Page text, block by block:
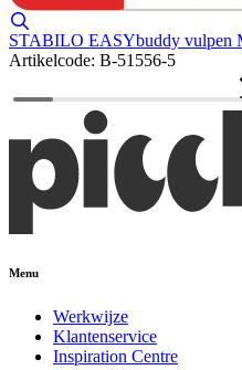
STABILO EASYbuddy vulpen
Artikelcode: B-51556-5
Menu
Werkwijze
Klantenservice
Inspiration Centre